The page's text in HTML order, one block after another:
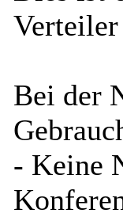
Bei der
- Keine